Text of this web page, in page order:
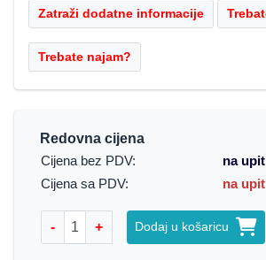
Redovna cijena
Cijena bez PDV:
na upit
Cijena sa PDV:
na upit
- + Dodaj u košaricu